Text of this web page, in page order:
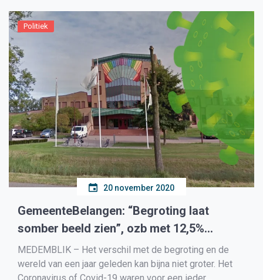
12,5% en renovatie i.p.v. nieuwbouw […]
Politiek
20 november 2020
GemeenteBelangen: “Begroting laat
somber beeld zien”, ozb met 12,5%
omhoog
MEDEMBLIK – Het verschil met de begroting en de
wereld van een jaar geleden kan bijna niet groter. Het